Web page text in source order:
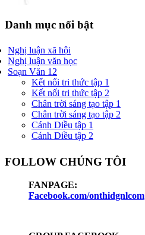
Danh mục nổi bật
Nghị luận xã hội
Nghị luận văn học
Soạn Văn 12
Kết nối tri thức tập 1
Kết nối tri thức tập 2
Chân trời sáng tạo tập 1
Chân trời sáng tạo tập 2
Cánh Diều tập 1
Cánh Diều tập 2
FOLLOW CHÚNG TÔI
FANPAGE:
Facebook.com/onthidgnlcom